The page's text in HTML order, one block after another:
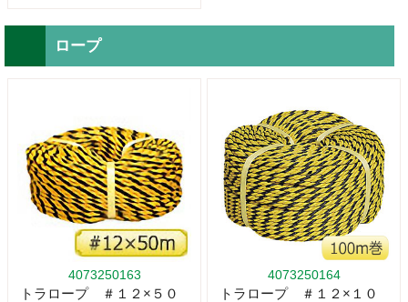
ロープ
4073250163
トラロープ ＃１２×５０
4073250164
トラロープ ＃１２×１０